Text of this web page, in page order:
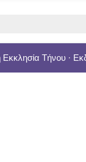
Εκκλησία Τήνου ·